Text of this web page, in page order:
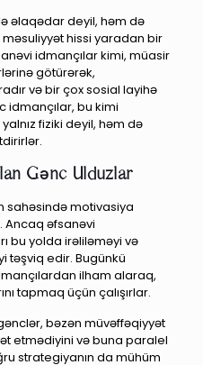
əlaqədar deyil, həm də
hissi yaradan bir
idmançılar kimi, müasir
götürərək,
və bir çox sosial layihə
idmançılar, bu kimi
fiziki deyil, həm də
Gənc Ulduzlar
sahəsində motivasiya
Ancaq əfsanəvi
bu yolda irəliləməyi və
təşviq edir. Bugünkü
ilham alaraq,
tapmaq üçün çalışırlar.
bəzən müvəffəqiyyət
etmədiyini və buna paralel
strategiyanın da mühüm